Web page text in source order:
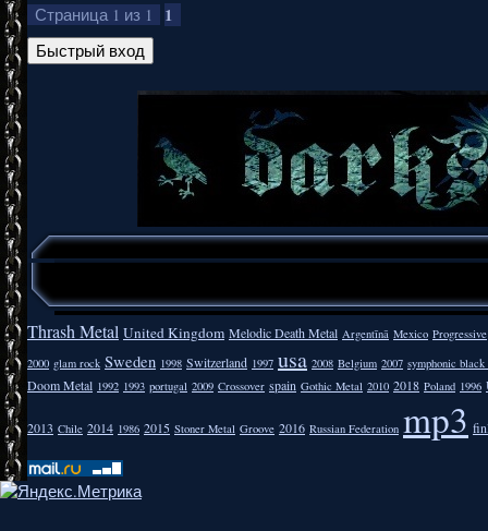
Страница 1 из 1 1
Thrash Metal United Kingdom Melodic Death Metal Argentīnā Mexico Progressive
2000 glam rock Sweden 1998 Switzerland 1997 usa 2008 Belgium 2007 symphonic
Doom Metal 1992 1993 portugal 2009 Crossover spain Gothic Metal 2010 2018 Poland 1996
2013 Chile 2014 1986 2015 Stoner Metal Groove 2016 Russian Federation mp3